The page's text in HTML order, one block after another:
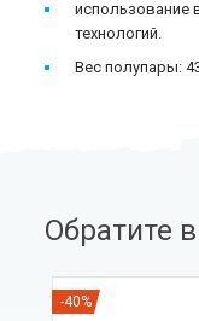
использование
технологий.
Вес полупары:
Обратите
-40%